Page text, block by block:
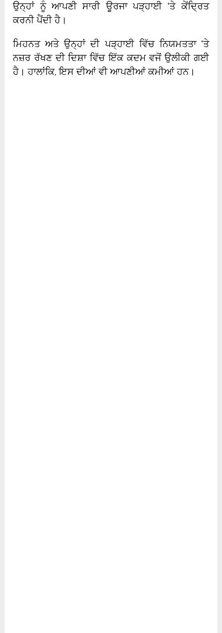
ਉਨ੍ਹਾਂ ਨੂੰ ਆਪਣੀ ਸਾਰੀ ਊਰਜਾ ਪੜ੍ਹਾਈ ‘ਤੇ ਕੇਂਦ੍ਰਿਤ
ਕਰਨੀ ਪੈਂਦੀ ਹੈ।
ਮਿਹਨਤ ਅਤੇ ਉਨ੍ਹਾਂ ਦੀ ਪੜ੍ਹਾਈ ਵਿੱਚ ਨਿਯਮਤਤਾ ‘ਤੇ
ਨਜ਼ਰ ਰੱਖਣ ਦੀ ਦਿਸ਼ਾ ਵਿੱਚ ਇੱਕ ਕਦਮ ਵਜੋਂ ਉਲੀਕੀ ਗਈ
ਹੈ। ਹਾਲਾਂਕਿ, ਇਸ ਦੀਆਂ ਵੀ ਆਪਣੀਆਂ ਕਮੀਆਂ ਹਨ।